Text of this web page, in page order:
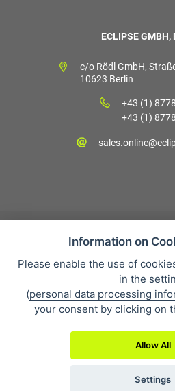
ECLIPSE GMBH,
c/o Rödl GmbH,
10623 Berlin
+43 (1)
+43 (1)
Über uns
Information on
Please enable the use of
in the
(personal data processing
your consent by clicking on
Allow All
Settings